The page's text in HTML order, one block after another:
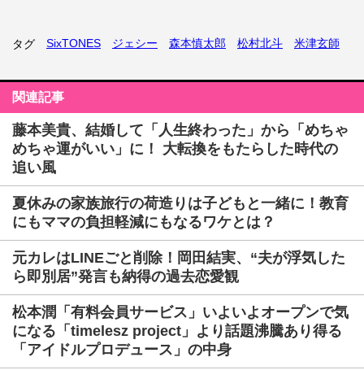
タグ SixTONES ジェシー 森本慎太郎 松村北斗 米津玄師
関連記事
藤本美貴、結婚して「人生終わった」から「めちゃ
めちゃ運がいい」に！ 大転換をもたらした時代の
追い風
夏休みの家族旅行の荷造りは子どもと一緒に！教育
にもママの負担軽減にもなるワケとは？
元カレはLINEごと削除！岡田結実、“夫が浮気した
ら即別居”発言も納得の過去恋愛観
松本潤「有料会員サービス」いよいよオープンで気
になる「timelesz project」より話題沸騰あり得る
「アイドルプロデュース」の中身